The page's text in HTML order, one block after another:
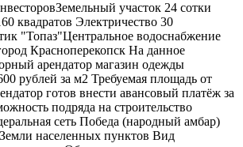
участок 24 сотки
квадратов Электричество 30
"Топаз"Центральное водоснабжение
Красноперекопск На данное
арендатор магазин одежды
рублей за м2 Требуемая площадь от
готов внести авансовый платёж за
подряда на строительство
сеть Победа (народный амбар)
населенных пунктов Вид